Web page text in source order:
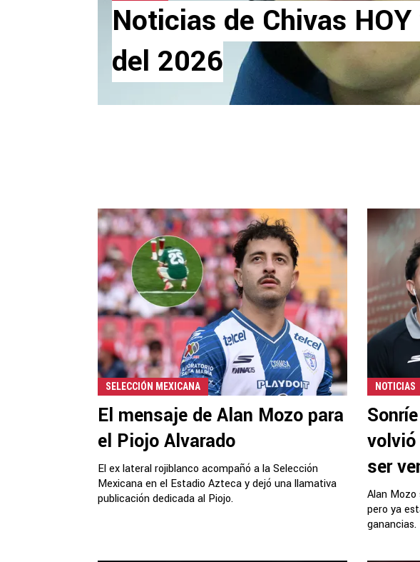
Noticias de Chivas
del 2026
SELECCIÓN MEXICANA
El mensaje de Alan Mozo para
el Piojo Alvarado
El ex lateral rojiblanco acompañó a la Selección
Mexicana en el Estadio Azteca y dejó una llamativa
publicación dedicada al Piojo.
NOTICIAS
ser
Alan
pero ya
ganancias.